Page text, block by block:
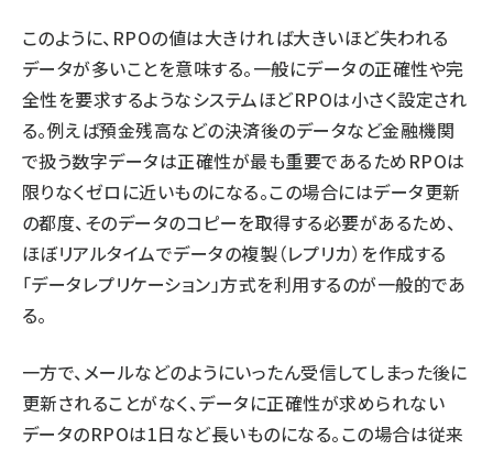
このように、RPOの値は大きければ大きいほど失われる
データが多いことを意味する。一般にデータの正確性や完
全性を要求するようなシステムほどRPOは小さく設定され
る。例えば預金残高などの決済後のデータなど金融機関
で扱う数字データは正確性が最も重要であるためRPOは
限りなくゼロに近いものになる。この場合にはデータ更新
の都度、そのデータのコピーを取得する必要があるため、
ほぼリアルタイムでデータの複製（レプリカ）を作成する
「データレプリケーション」方式を利用するのが一般的であ
る。
一方で、メールなどのようにいったん受信してしまった後に
更新されることがなく、データに正確性が求められない
データのRPOは1日など長いものになる。この場合は従来